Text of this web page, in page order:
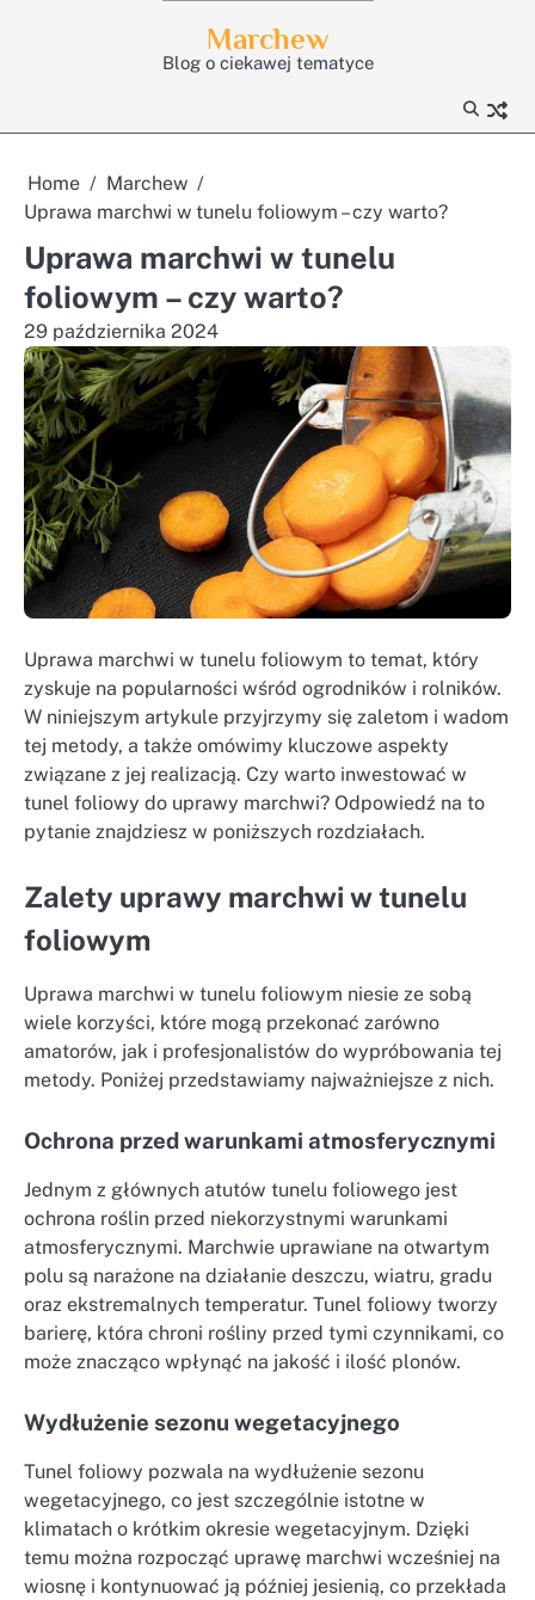
Marchew
Blog o ciekawej tematyce
Home
Marchew
Uprawa marchwi w tunelu foliowym – czy warto?
Uprawa marchwi w tunelu
foliowym – czy warto?
29 października 2024
Uprawa marchwi w tunelu foliowym to temat, który
zyskuje na popularności wśród ogrodników i rolników.
W niniejszym artykule przyjrzymy się zaletom i wadom
tej metody, a także omówimy kluczowe aspekty
związane z jej realizacją. Czy warto inwestować w
tunel foliowy do uprawy marchwi? Odpowiedź na to
pytanie znajdziesz w poniższych rozdziałach.
Zalety uprawy marchwi w tunelu
foliowym
Uprawa marchwi w tunelu foliowym niesie ze sobą
wiele korzyści, które mogą przekonać zarówno
amatorów, jak i profesjonalistów do wypróbowania tej
metody. Poniżej przedstawiamy najważniejsze z nich.
Ochrona przed warunkami atmosferycznymi
Jednym z głównych atutów tunelu foliowego jest
ochrona roślin przed niekorzystnymi warunkami
atmosferycznymi. Marchwie uprawiane na otwartym
polu są narażone na działanie deszczu, wiatru, gradu
oraz ekstremalnych temperatur. Tunel foliowy tworzy
barierę, która chroni rośliny przed tymi czynnikami, co
może znacząco wpłynąć na jakość i ilość plonów.
Wydłużenie sezonu wegetacyjnego
Tunel foliowy pozwala na wydłużenie sezonu
wegetacyjnego, co jest szczególnie istotne w
klimatach o krótkim okresie wegetacyjnym. Dzięki
temu można rozpocząć uprawę marchwi wcześniej na
wiosnę i kontynuować ją później jesienią, co przekłada